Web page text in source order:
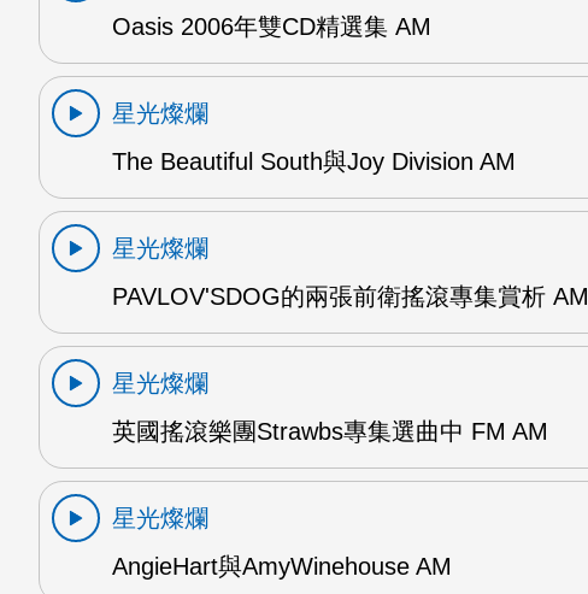
Oasis 2006年雙CD精選集 AM
星光燦爛
The Beautiful South與Joy Division AM
星光燦爛
PAVLOV'SDOG的兩張前衛搖滾專集賞析 AM
星光燦爛
英國搖滾樂團Strawbs專集選曲中 FM AM
星光燦爛
AngieHart與AmyWinehouse AM